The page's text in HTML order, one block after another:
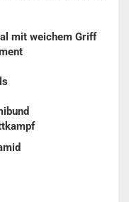
mit weichem Griff